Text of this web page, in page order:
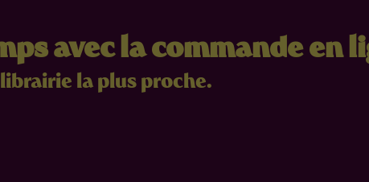
avec la commande en
la plus proche.